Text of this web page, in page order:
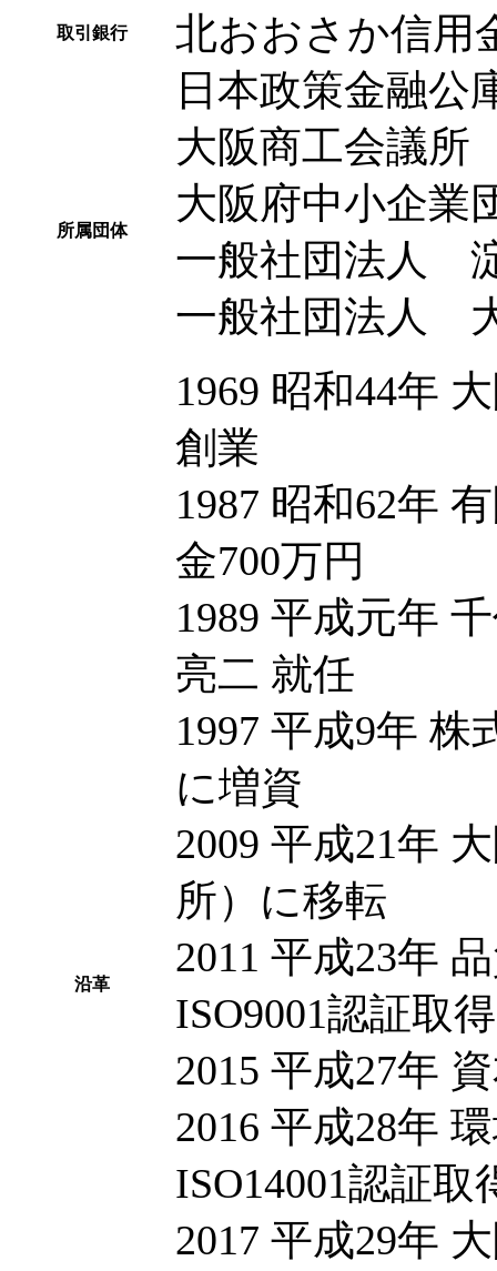
取引銀行
北おおさか信
日本政策金融公
所属団体
大阪商工会議所
大阪府中小企業
一般社団法人
一般社団法人
沿革
1969 昭和44年
創業
1987 昭和62年
金700万円
1989 平成元年
亮二 就任
1997 平成9年 株
に増資
2009 平成21年
所）に移転
2011 平成23年
ISO9001認証取得
2015 平成27年
2016 平成28年
ISO14001認証取
2017 平成29年